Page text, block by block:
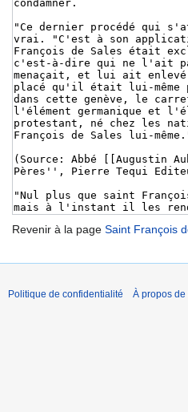
Revenir à la page Saint François
Politique de confidentialité À propos de